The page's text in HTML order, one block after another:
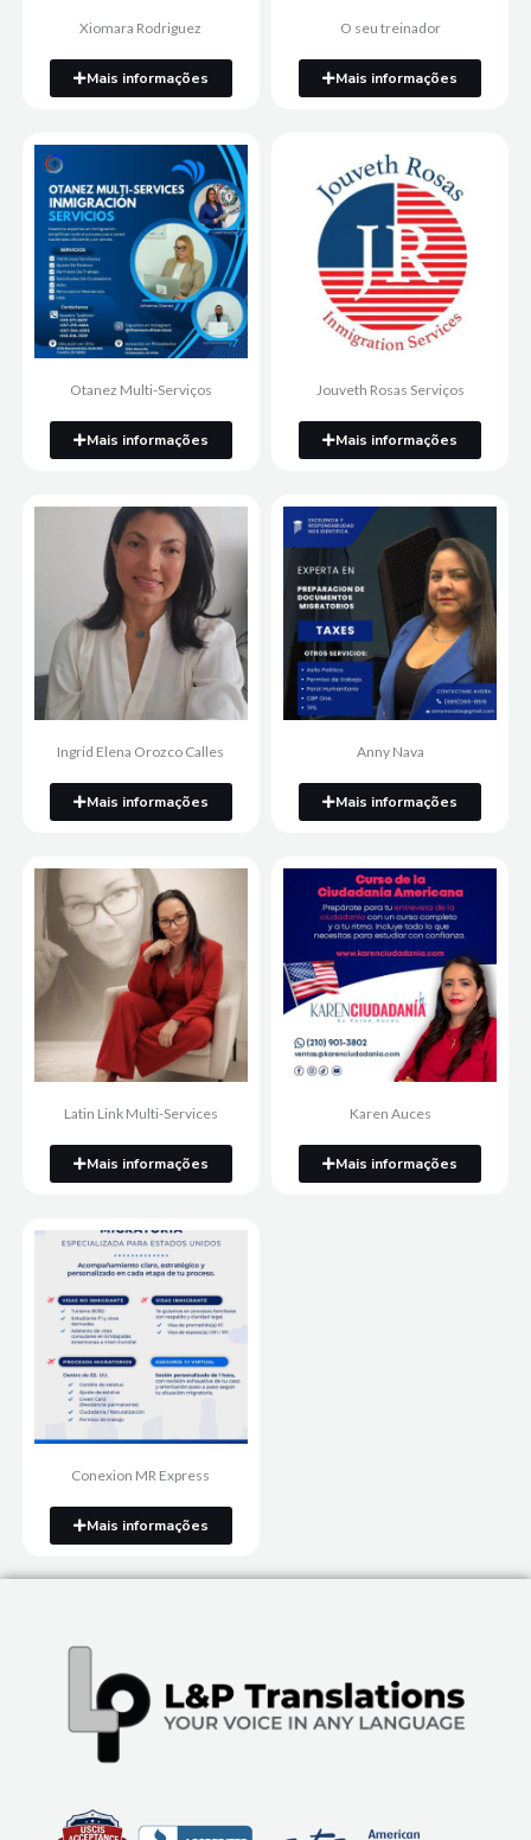
Xiomara Rodriguez
Mais informações
O seu treinador
Mais informações
Otanez Multi-Serviços
Mais informações
Jouveth Rosas Serviços
Mais informações
Ingrid Elena Orozco Calles
Mais informações
Anny Nava
Mais informações
Latin Link Multi-Services
Mais informações
Karen Auces
Mais informações
Conexion MR Express
Mais informações